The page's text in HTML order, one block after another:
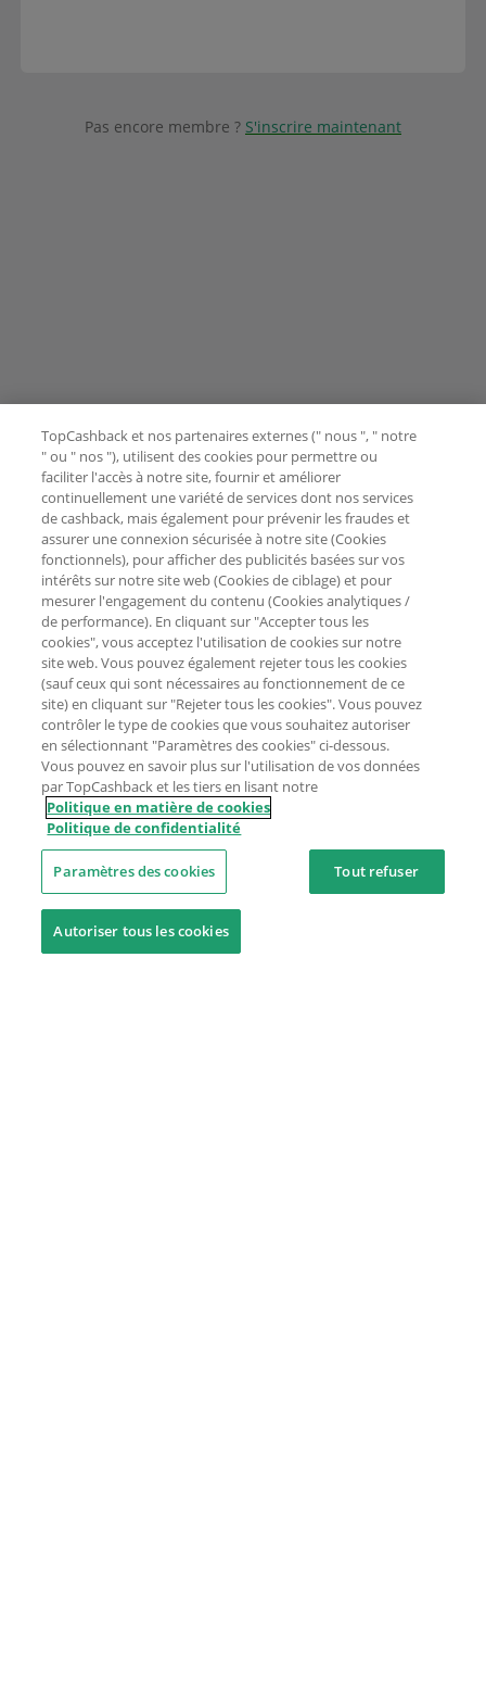
Pas encore membre ? S'inscrire maintenant
TopCashback et nos partenaires externes (" nous ", " notre
" ou " nos "), utilisent des cookies pour permettre ou
faciliter l'accès à notre site, fournir et améliorer
continuellement une variété de services dont nos services
de cashback, mais également pour prévenir les fraudes et
assurer une connexion sécurisée à notre site (Cookies
fonctionnels), pour afficher des publicités basées sur vos
intérêts sur notre site web (Cookies de ciblage) et pour
mesurer l'engagement du contenu (Cookies analytiques /
de performance). En cliquant sur "Accepter tous les
cookies", vous acceptez l'utilisation de cookies sur notre
site web. Vous pouvez également rejeter tous les cookies
(sauf ceux qui sont nécessaires au fonctionnement de ce
site) en cliquant sur "Rejeter tous les cookies". Vous pouvez
contrôler le type de cookies que vous souhaitez autoriser
en sélectionnant "Paramètres des cookies" ci-dessous.
Vous pouvez en savoir plus sur l'utilisation de vos données
par TopCashback et les tiers en lisant notre
Politique en matière de cookies
Politique de confidentialité
Paramètres des cookies Tout refuser
Autoriser tous les cookies